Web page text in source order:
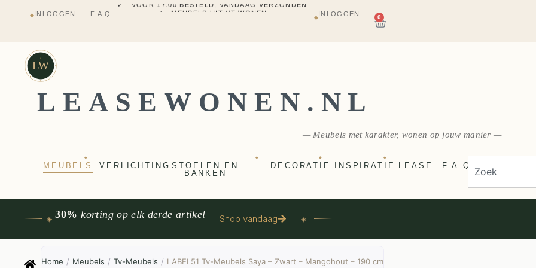
◆INLOGGEN F.A.Q
✓ MEUBELS UIT VT WONEN
◆INLOGGEN 0
LW
LEASEWONEN.NL
— Meubels met karakter, wonen op jouw manier —
MEUBELS
◆
VERLICHTING STOELEN EN
BANKEN
◆
DECORATIE
◆
INSPIRATIE
◆
LEASE F.A.Q
◈ 30% korting op elk derde artikel Shop vandaag ◈
Home / Meubels / Tv-Meubels / LABEL51 Tv-Meubels Saya – Zwart – Mangohout – 190 cm